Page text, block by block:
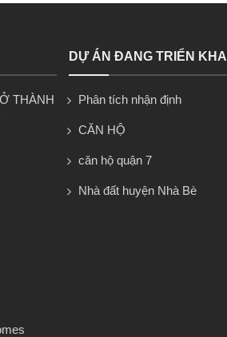
THÀNH
DỰ ÁN ĐANG TRIỂN KHAI
Phân tích nhận định
CĂN HỘ
căn hộ quận 7
Nhà đất huyện Nhà Bè